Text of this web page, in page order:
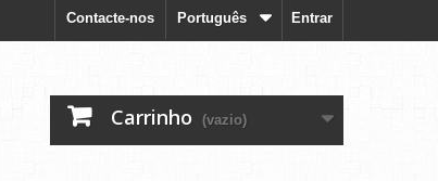
Entrar
Português
Contacte-nos
Carrinho (vazio)